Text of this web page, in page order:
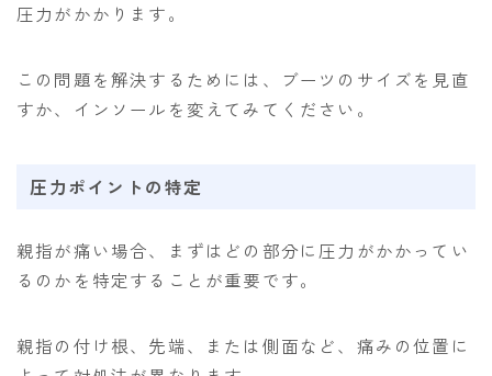
圧力がかかります。
この問題を解決するためには、ブーツのサイズを見直
すか、インソールを変えてみてください。
圧力ポイントの特定
親指が痛い場合、まずはどの部分に圧力がかかってい
るのかを特定することが重要です。
親指の付け根、先端、または側面など、痛みの位置に